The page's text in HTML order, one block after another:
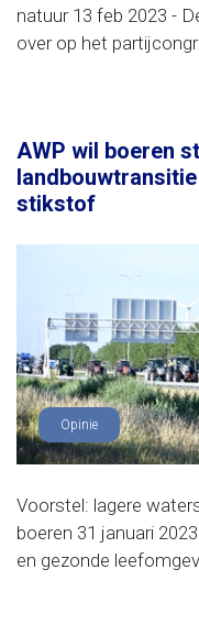
natuur 13 feb 2023 -
over op het
AWP wil boeren
stikstof
Opinie
Voorstel: lagere
boeren 31 januari
en gezonde